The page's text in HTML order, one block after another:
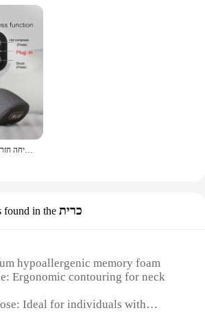
צוואר חשמלי כרית עיסוי צוואר הרחם אלונקה חימום רעידות עיסוי בחזרה המתיחה חזרה המתיחה אורטופדית שינה
found in the כרית
hypoallergenic memory foam
Ergonomic contouring for neck
Ideal for individuals with